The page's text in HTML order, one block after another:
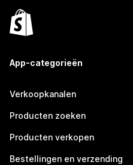
App-categorieën
Verkoopkanalen
Producten zoeken
Producten verkopen
Bestellingen en verzending